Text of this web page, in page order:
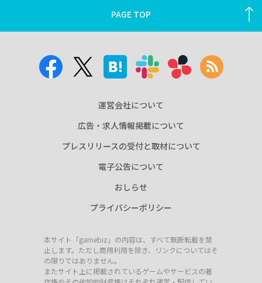
PAGE TOP
運営会社について
広告・求人情報掲載について
プレスリリースの受付と取材について
電子公告について
おしらせ
プライバシーポリシー
本サイト「gamebiz」の内容は、すべて無断転載を禁
止します。ただし商用利用を除き、リンクについてはそ
の限りではありません。
またサイト上に掲載されているゲームやサービスの著